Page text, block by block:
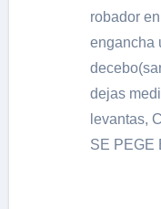
robador
engancha
dejas
levantas,
SE PEGE